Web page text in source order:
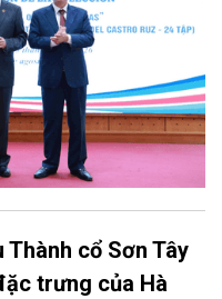
cổ Sơn Tây
trưng của Hà